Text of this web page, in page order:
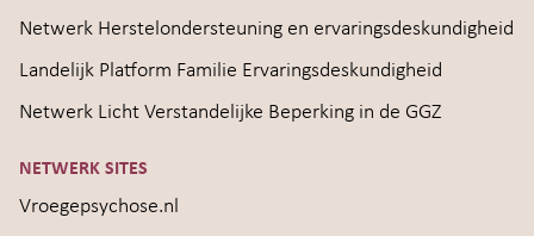
Netwerk Herstelondersteuning en ervaringsdeskundigheid
Landelijk Platform Familie Ervaringsdeskundigheid
Netwerk Licht Verstandelijke Beperking in de GGZ
NETWERK SITES
Vroegepsychose.nl